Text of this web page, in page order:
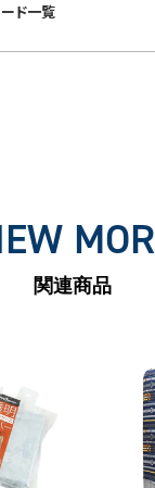
ド一覧
関連商品